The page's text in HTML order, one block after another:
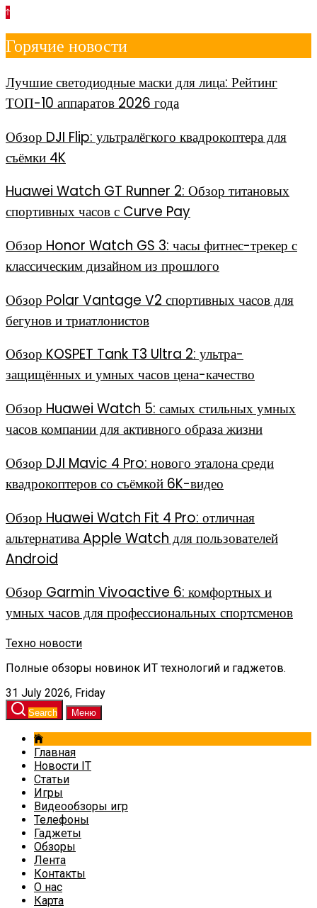
к
содержимому
Горячие новости
Лучшие светодиодные маски для лица: Рейтинг
ТОП-10 аппаратов 2026 года
Обзор DJI Flip: ультралёгкого квадрокоптера для
съёмки 4K
Huawei Watch GT Runner 2: Обзор титановых
спортивных часов с Curve Pay
Обзор Honor Watch GS 3: часы фитнес-трекер с
классическим дизайном из прошлого
Обзор Polar Vantage V2 спортивных часов для
бегунов и триатлонистов
Обзор KOSPET Tank T3 Ultra 2: ультра-
защищённых и умных часов цена-качество
Обзор Huawei Watch 5: самых стильных умных
часов компании для активного образа жизни
Обзор DJI Mavic 4 Pro: нового эталона среди
квадрокоптеров со съёмкой 6K-видео
Обзор Huawei Watch Fit 4 Pro: отличная
альтернатива Apple Watch для пользователей
Android
Обзор Garmin Vivoactive 6: комфортных и
умных часов для профессиональных спортсменов
Техно новости
Полные обзоры новинок ИТ технологий и гаджетов.
31 July 2026, Friday
Search Меню
Главная
Новости IT
Статьи
Игры
Видеообзоры игр
Телефоны
Гаджеты
Обзоры
Лента
Контакты
О нас
Карта